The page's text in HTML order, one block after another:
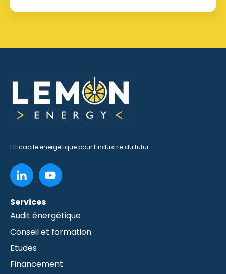
Efficacité énergétique pour l'industrie du futur
Services
Audit énergétique
Conseil et formation
Etudes
Financement